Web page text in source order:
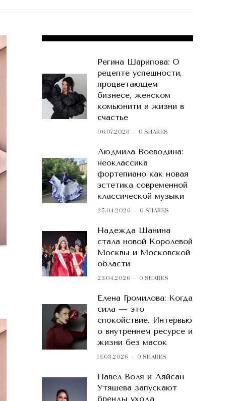
Регина Шарипова: О
рецепте успешности,
процветающем
бизнесе, женском
комьюнити и жизни в
счастье
06.07.2026 0 SHARES
Людмила Воеводина:
неоклассика
фортепиано как новая
эстетика современной
классической музыки
25.04.2026 0 SHARES
Надежда Шанина
стала новой Королевой
Москвы и Московской
области
23.04.2026 0 SHARES
Елена Громилова: Когда
сила — это
спокойствие. Интервью
о внутреннем ресурсе и
жизни без масок
16.03.2026 0 SHARES
Павел Воля и Ляйсан
Утяшева запускают
бренды ухода